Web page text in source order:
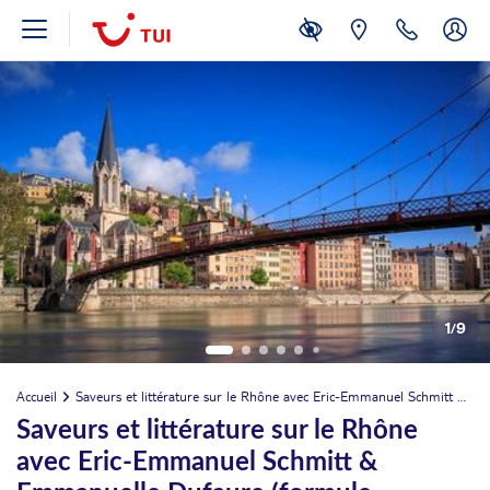
1/9
Accueil Saveurs et littérature sur le Rhône avec Eric-Emmanuel Schmitt & Emmanuelle Dufaure (formule port/port)
Saveurs et littérature sur le Rhône
avec Eric-Emmanuel Schmitt &